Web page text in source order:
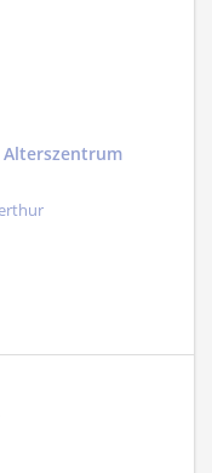
Alterszentrum